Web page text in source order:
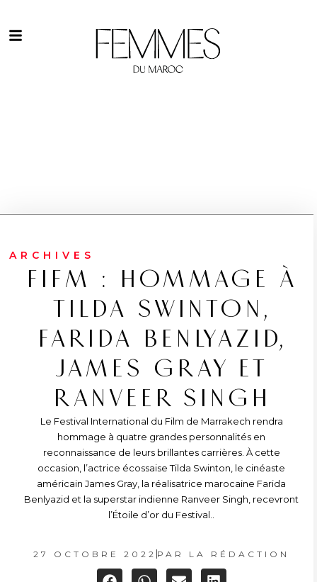
ARCHIVES
FIFM : HOMMAGE À
TILDA SWINTON,
FARIDA BENLYAZID,
JAMES GRAY ET
RANVEER SINGH
Le Festival International du Film de Marrakech rendra
hommage à quatre grandes personnalités en
reconnaissance de leurs brillantes carrières. À cette
occasion, l’actrice écossaise Tilda Swinton, le cinéaste
américain James Gray, la réalisatrice marocaine Farida
Benlyazid et la superstar indienne Ranveer Singh, recevront
l’Étoile d’or du Festival..
27 OCTOBRE 2022 PAR LA RÉDACTION